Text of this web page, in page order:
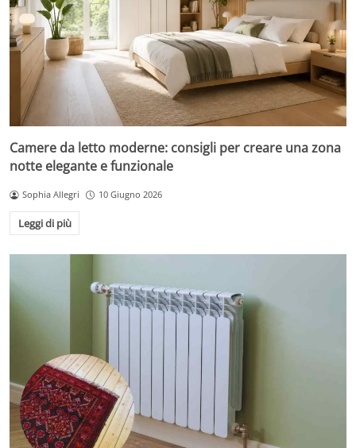
Camere da letto moderne: consigli per creare una zona
notte elegante e funzionale
Sophia Allegri 10 Giugno 2026
Leggi di più